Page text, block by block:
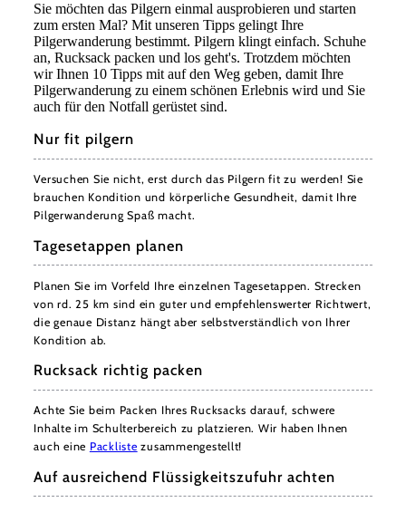
Sie möchten das Pilgern einmal ausprobieren und starten
zum ersten Mal? Mit unseren Tipps gelingt Ihre
Pilgerwanderung bestimmt. Pilgern klingt einfach. Schuhe
an, Rucksack packen und los geht's. Trotzdem möchten
wir Ihnen 10 Tipps mit auf den Weg geben, damit Ihre
Pilgerwanderung zu einem schönen Erlebnis wird und Sie
auch für den Notfall gerüstet sind.
Nur fit pilgern
Versuchen Sie nicht, erst durch das Pilgern fit zu werden! Sie
brauchen Kondition und körperliche Gesundheit, damit Ihre
Pilgerwanderung Spaß macht.
Tagesetappen planen
Planen Sie im Vorfeld Ihre einzelnen Tagesetappen. Strecken
von rd. 25 km sind ein guter und empfehlenswerter Richtwert,
die genaue Distanz hängt aber selbstverständlich von Ihrer
Kondition ab.
Rucksack richtig packen
Achte Sie beim Packen Ihres Rucksacks darauf, schwere
Inhalte im Schulterbereich zu platzieren. Wir haben Ihnen
auch eine Packliste zusammengestellt!
Auf ausreichend Flüssigkeitszufuhr achten